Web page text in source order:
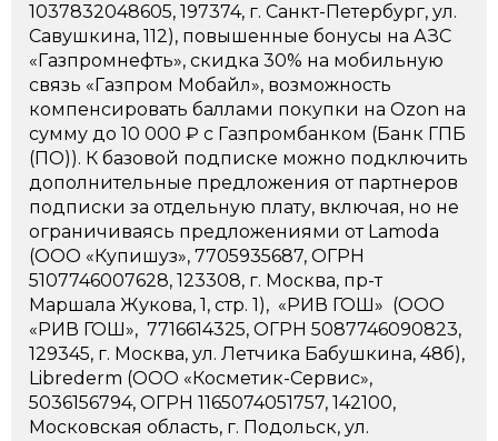
1037832048605, 197374, г. Санкт-Петербург, ул.
Савушкина, 112), повышенные бонусы на АЗС
«Газпромнефть», скидка 30% на мобильную
связь «Газпром Мобайл», возможность
компенсировать баллами покупки на Ozon на
сумму до 10 000 ₽ с Газпромбанком (Банк ГПБ
(ПО)). К базовой подписке можно подключить
дополнительные предложения от партнеров
подписки за отдельную плату, включая, но не
ограничиваясь предложениями от Lamoda
(ООО «Купишуз», 7705935687, ОГРН
5107746007628, 123308, г. Москва, пр-т
Маршала Жукова, 1, стр. 1), «РИВ ГОШ» (ООО
«РИВ ГОШ», 7716614325, ОГРН 5087746090823,
129345, г. Москва, ул. Летчика Бабушкина, 48б),
Librederm (ООО «Косметик-Сервис»,
5036156794, ОГРН 1165074051757, 142100,
Московская область, г. Подольск, ул.